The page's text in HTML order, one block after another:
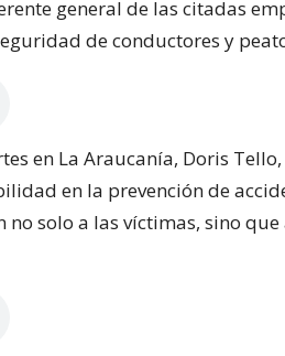
general de las citadas
de conductores y
en La Araucanía, Doris
en la prevención de
solo a las víctimas, sino que